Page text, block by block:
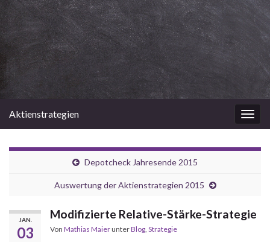
Aktienstrategien
Depotcheck Jahresende 2015
Auswertung der Aktienstrategien 2015
JAN.
03
Modifizierte Relative-Stärke-Strategie
Von Mathias MaierunterBlog, Strategie